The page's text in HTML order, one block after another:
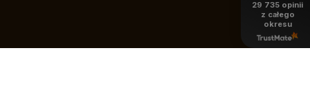
29 735 opinii
z całego
okresu